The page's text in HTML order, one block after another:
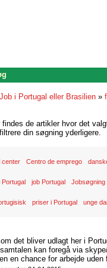
Job i Portugal eller Brasilien »
de artikler hvor det
din søgning yderligere.
center Centro de emprego
Portugal job Portugal Jobsøgning
priser i Portugal unge
det bliver udlagt her i
kan foregå via
en chance for arbejde uden